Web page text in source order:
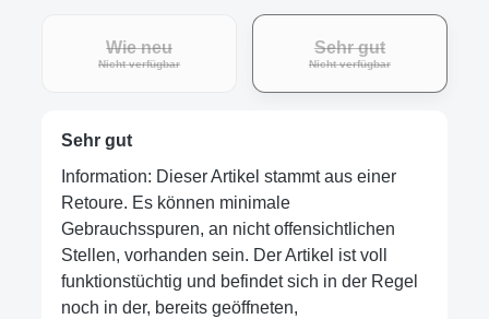
Wie neu
Nicht verfügbar
Sehr gut
Nicht verfügbar
Sehr gut
Information: Dieser Artikel stammt aus einer
Retoure. Es können minimale
Gebrauchsspuren, an nicht offensichtlichen
Stellen, vorhanden sein. Der Artikel ist voll
funktionstüchtig und befindet sich in der Regel
noch in der, bereits geöffneten,